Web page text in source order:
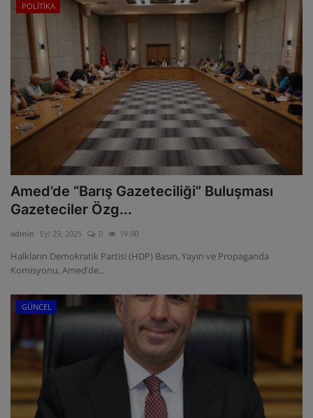
POLİTİKA
Amed’de “Barış Gazeteciliği” Buluşması
Gazeteciler Özg...
admin Eyl 29, 2025 0 19.9B
Halkların Demokratik Partisi (HDP) Basın, Yayın ve Propaganda
Komisyonu, Amed’de...
GÜNCEL